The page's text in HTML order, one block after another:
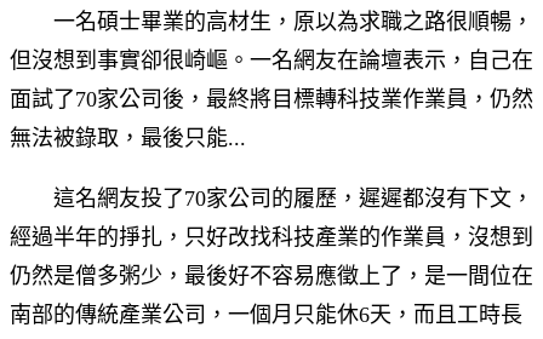
一名碩士畢業的高材生，原以為求職之路很順暢，
但沒想到事實卻很崎嶇。一名網友在論壇表示，自己在
面試了70家公司後，最終將目標轉科技業作業員，仍然
無法被錄取，最後只能...
這名網友投了70家公司的履歷，遲遲都沒有下文，
經過半年的掙扎，只好改找科技產業的作業員，沒想到
仍然是僧多粥少，最後好不容易應徵上了，是一間位在
南部的傳統產業公司，一個月只能休6天，而且工時長